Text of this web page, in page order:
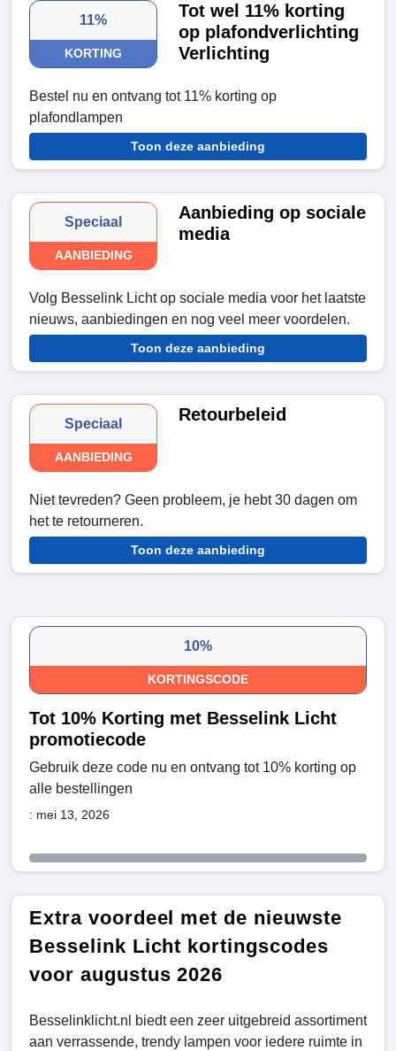
11%
KORTING
Tot wel 11% korting
op plafondverlichting
Verlichting
Bestel nu en ontvang tot 11% korting op
plafondlampen
Toon deze aanbieding
Speciaal
AANBIEDING
Aanbieding op sociale
media
Volg Besselink Licht op sociale media voor het laatste
nieuws, aanbiedingen en nog veel meer voordelen.
Toon deze aanbieding
Speciaal
AANBIEDING
Retourbeleid
Niet tevreden? Geen probleem, je hebt 30 dagen om
het te retourneren.
Toon deze aanbieding
10%
KORTINGSCODE
Tot 10% Korting met Besselink Licht
promotiecode
Gebruik deze code nu en ontvang tot 10% korting op
alle bestellingen
: mei 13, 2026
Extra voordeel met de nieuwste
Besselink Licht kortingscodes
voor augustus 2026
Besselinklicht.nl biedt een zeer uitgebreid assortiment
aan verrassende, trendy lampen voor iedere ruimte in